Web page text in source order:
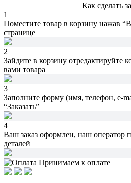
Как сделать
1
Поместите товар в корзину нажав
странице
2
Зайдите в корзину отредактируйте
вами товара
3
Заполните форму (имя, телефон, e-
“Заказать”
4
Ваш заказ оформлен, наш оператор
деталей
Принимаем к оплате